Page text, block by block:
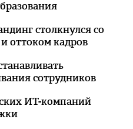
столкнулся со
оттоком кадров
сотрудников
ИТ-компаний